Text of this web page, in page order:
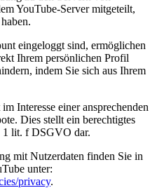
YouTube-Server mitgeteilt,
eingeloggt sind, ermöglichen
Ihrem persönlichen Profil
indem Sie sich aus Ihrem
Interesse einer ansprechenden
Dies stellt ein berechtigtes
1 lit. f DSGVO dar.
mit Nutzerdaten finden Sie in
unter:
privacy.